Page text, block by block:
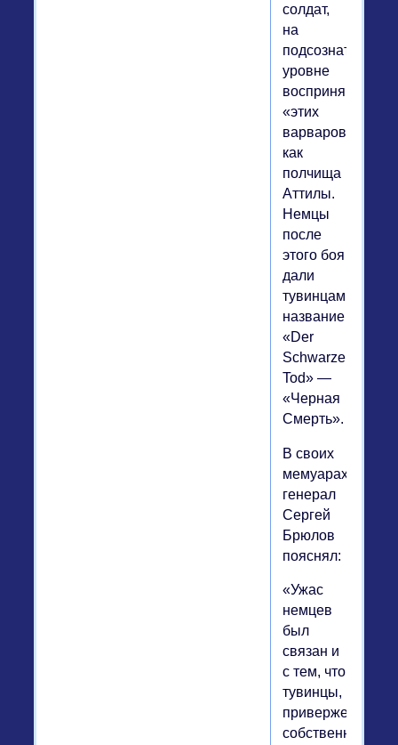
солдат,
на
подсознательном
уровне
воспринявших
«этих
варваров»
как
полчища
Аттилы.
Немцы
после
этого боя
дали
тувинцам
название
«Der
Schwarze
Tod» —
«Черная
Смерть».
В своих
мемуарах
генерал
Сергей
Брюлов
пояснял:
«Ужас
немцев
был
связан и
с тем, что
тувинцы,
приверженные
собственным